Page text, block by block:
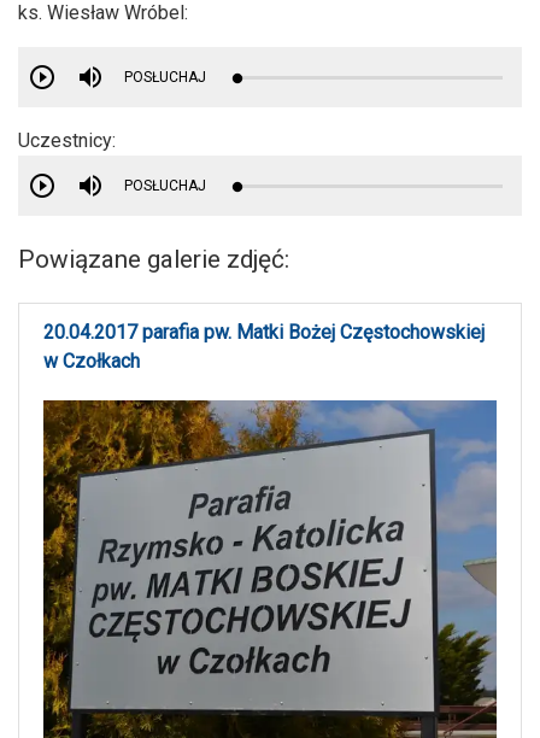
ks. Wiesław Wróbel:
POSŁUCHAJ
Uczestnicy:
POSŁUCHAJ
Powiązane galerie zdjęć:
20.04.2017 parafia pw. Matki Bożej Częstochowskiej
w Czołkach